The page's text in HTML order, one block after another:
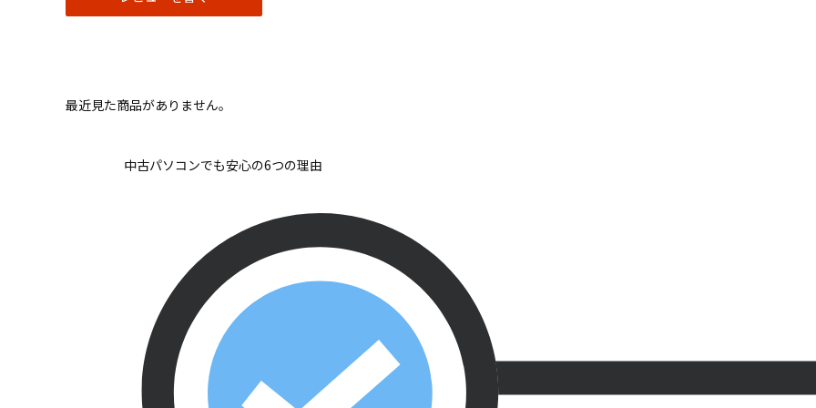
最近見た商品がありません。
中古パソコンでも安心の6つの理由